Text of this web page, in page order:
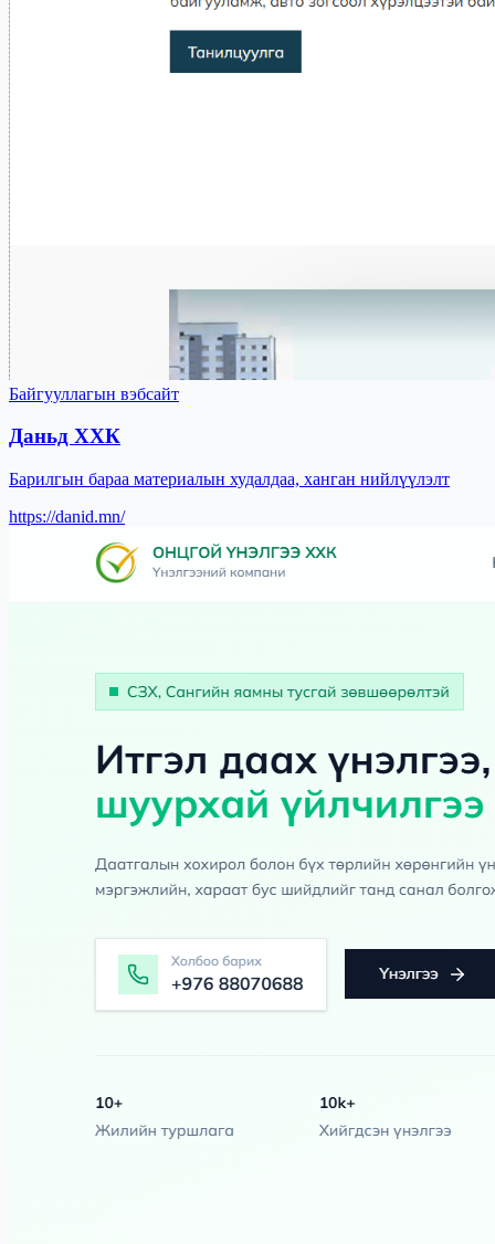
Байгууллагын вэбсайт
Даньд ХХК
Барилгын бараа материалын худалдаа, ханган нийлүүлэлт
https://danid.mn/